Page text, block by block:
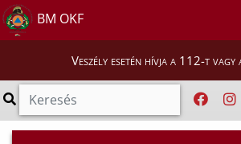
BM OKF
Veszély esetén hívja a 112-t